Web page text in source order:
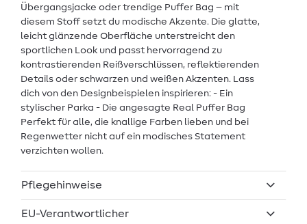
Übergangsjacke oder trendige Puffer Bag – mit
diesem Stoff setzt du modische Akzente. Die glatte,
leicht glänzende Oberfläche unterstreicht den
sportlichen Look und passt hervorragend zu
kontrastierenden Reißverschlüssen, reflektierenden
Details oder schwarzen und weißen Akzenten. Lass
dich von den Designbeispielen inspirieren: - Ein
stylischer Parka - Die angesagte Real Puffer Bag
Perfekt für alle, die knallige Farben lieben und bei
Regenwetter nicht auf ein modisches Statement
verzichten wollen.
Pflegehinweise
EU-Verantwortlicher